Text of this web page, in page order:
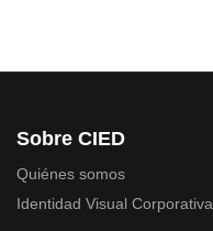
Sobre CIED
Quiénes somos
Identidad Visual Corporativa